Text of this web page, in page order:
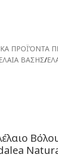
ΠΡΟΪΌΝΤΑ
ΒΑΣΗΣ/